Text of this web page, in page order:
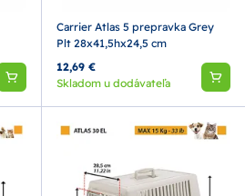
Carrier Atlas 5 prepravka Grey
Plt 28x41,5hx24,5 cm
12,69 €
Skladom u dodávateľa